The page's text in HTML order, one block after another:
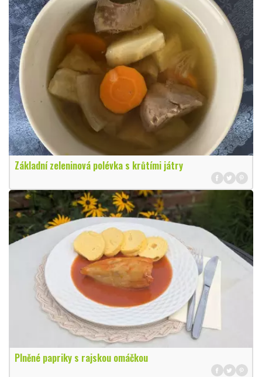
Základní zeleninová polévka s krůtími játry
Plněné papriky s rajskou omáčkou